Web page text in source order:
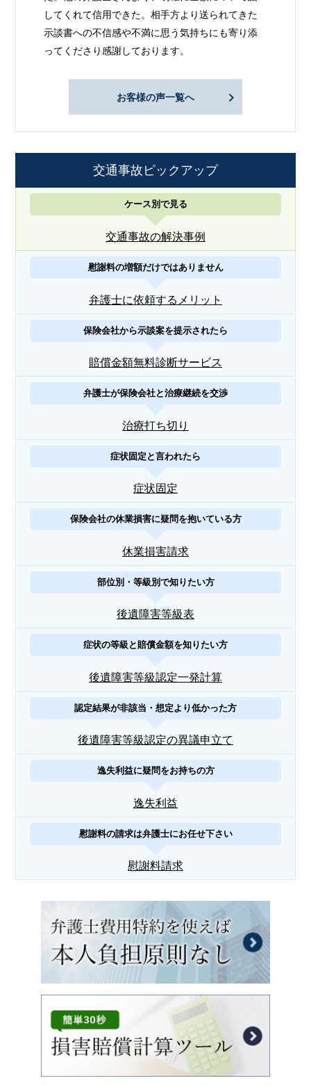
してくれて信用できた。相手方より送られてきた
示談書への不信感や不満に思う気持ちにも寄り添
ってくださり感謝しております。
お客様の声一覧へ
交通事故ピックアップ
ケース別で見る
交通事故の解決事例
慰謝料の増額だけではありません
弁護士に依頼するメリット
保険会社から示談案を提示されたら
賠償金額無料診断サービス
弁護士が保険会社と治療継続を交渉
治療打ち切り
症状固定と言われたら
症状固定
保険会社の休業損害に疑問を抱いている方
休業損害請求
部位別・等級別で知りたい方
後遺障害等級表
症状の等級と賠償金額を知りたい方
後遺障害等級認定一発計算
認定結果が非該当・想定より低かった方
後遺障害等級認定の異議申立て
逸失利益に疑問をお持ちの方
逸失利益
慰謝料の請求は弁護士にお任せ下さい
慰謝料請求